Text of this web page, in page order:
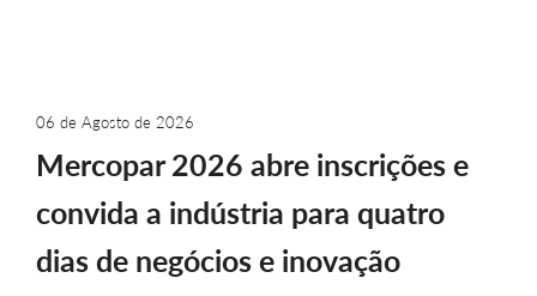
06 de Agosto de 2026
Mercopar 2026 abre inscrições e
convida a indústria para quatro
dias de negócios e inovação